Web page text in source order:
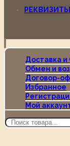
РЕКВИЗИТЫ
Доставка и
Обмен и
Договор-
Избранное
Мой